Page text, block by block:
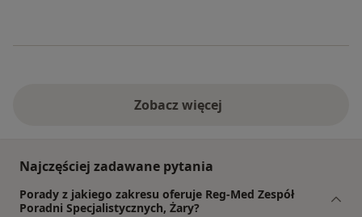
Zobacz więcej
Najczęściej zadawane pytania
Porady z jakiego zakresu oferuje Reg-Med Zespół
Poradni Specjalistycznych, Żary?